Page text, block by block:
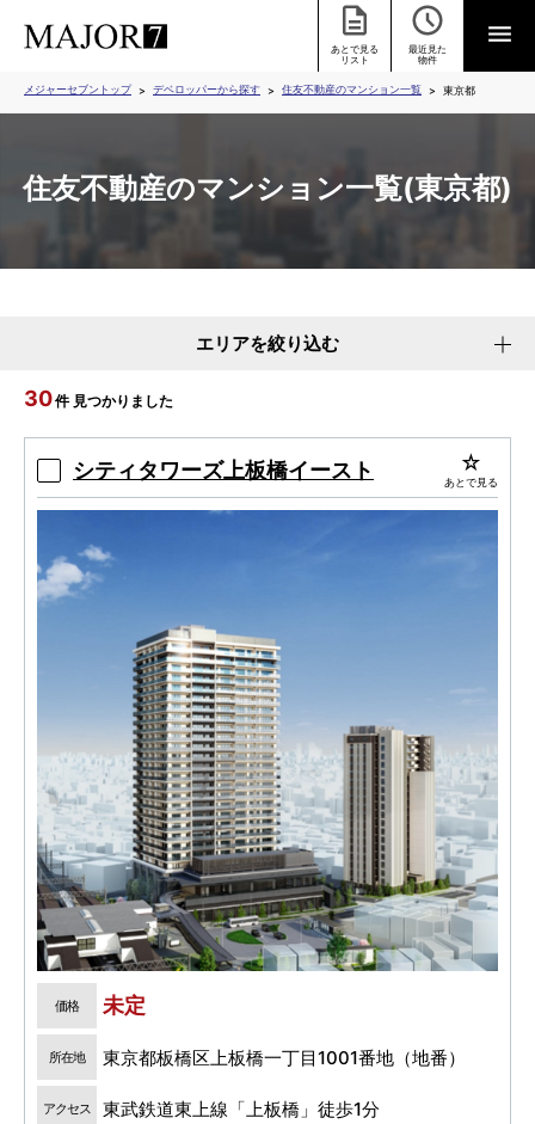
あとで見る
リスト
最近見た
物件
メジャーセブントップ デベロッパーから探す 住友不動産のマンション一覧 東京都
住友不動産のマンション一覧(東京都)
エリアを絞り込む
30件 見つかりました
シティタワーズ上板橋イースト あとで見る
価格 未定
所在地 東京都板橋区上板橋一丁目1001番地（地番）
アクセス 東武鉄道東上線「上板橋」徒歩1分